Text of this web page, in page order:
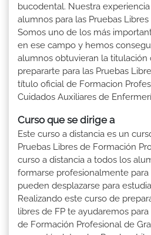
bucodental. Nuestra
alumnos para las Pruebas
Somos uno de los más
en ese campo y hemos
alumnos obtuvieran la titulación
prepararte para las Pruebas
título oficial de Formacion
Cuidados Auxiliares de
Curso que se dirige a
Este curso a distancia es un
Pruebas Libres de Formación
curso a distancia a todos los
formarse profesionalmente
pueden desplazarse para
Realizando este curso de
libres de FP te ayudaremos
de Formación Profesional de